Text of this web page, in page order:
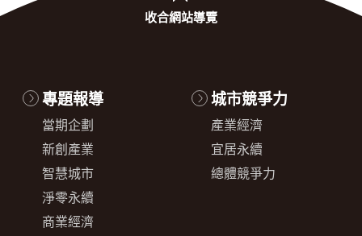
收合網站導覽
專題報導
當期企劃
新創產業
智慧城市
淨零永續
商業經濟
城市競爭力
產業經濟
宜居永續
總體競爭力